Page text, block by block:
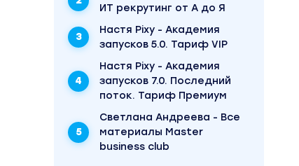
ИТ рекрутинг от А до Я
Настя Pixy - Академия
запусков 5.0. Тариф VIP
Настя Pixy - Академия
запусков 7.0. Последний
поток. Тариф Премиум
Светлана Андреева - Все
материалы Master
business club